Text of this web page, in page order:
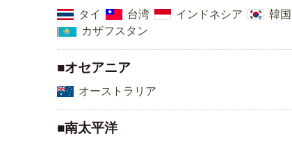
タイ 台湾 インドネシア 韓国
カザフスタン
■オセアニア
オーストラリア
■南太平洋